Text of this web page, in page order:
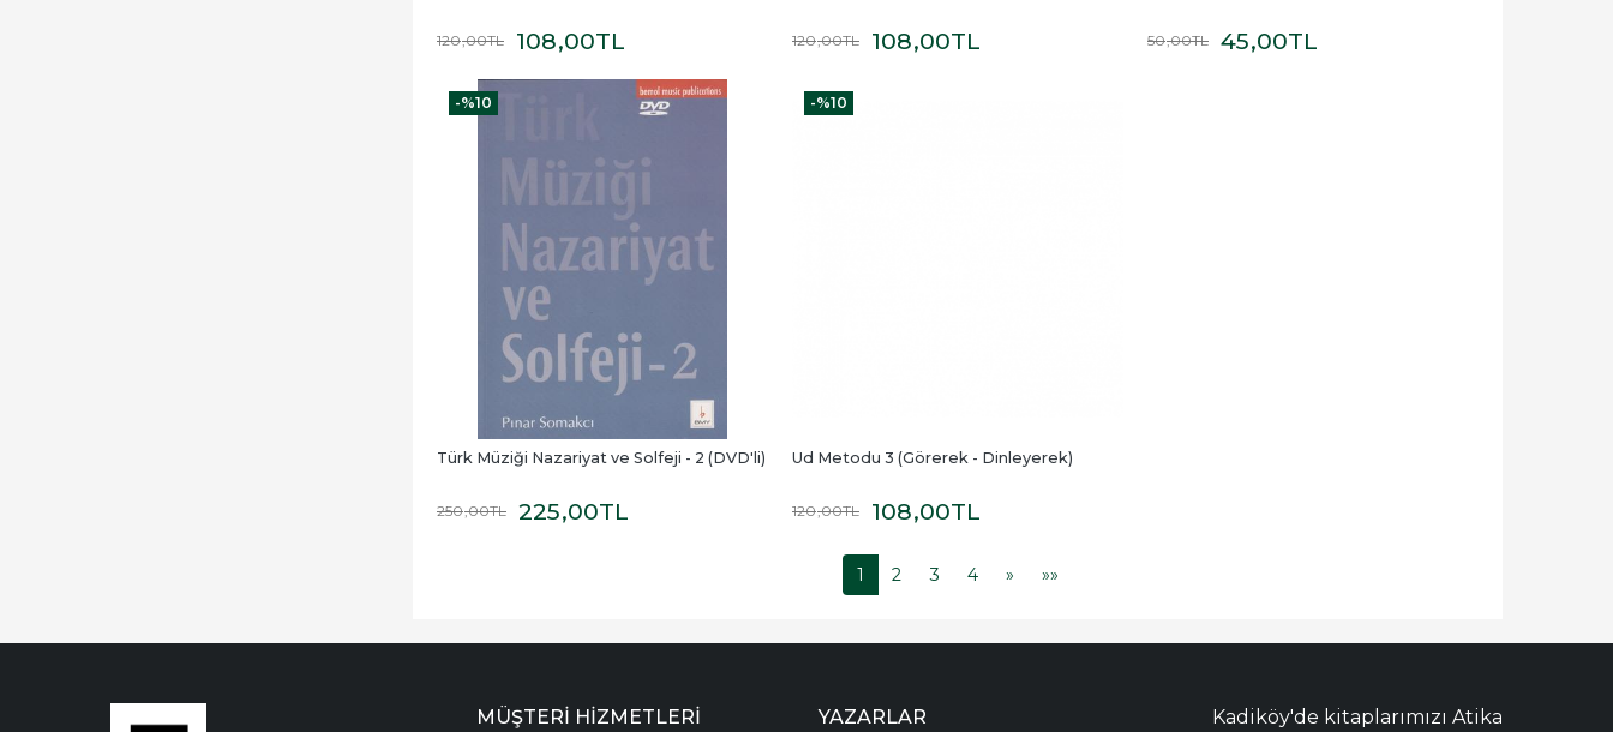
120,00TL 108,00TL 120,00TL 108,00TL 50,00TL 45,00TL
-%10
Türk Müziği Nazariyat ve Solfeji - 2 (DVD'li)
250,00TL 225,00TL
-%10
Ud Metodu 3 (Görerek - Dinleyerek)
120,00TL 108,00TL
1 2 3 4 » »»
MÜŞTERI HIZMETLERI YAZARLAR
Kadiköy'de kitaplarımızı Atika